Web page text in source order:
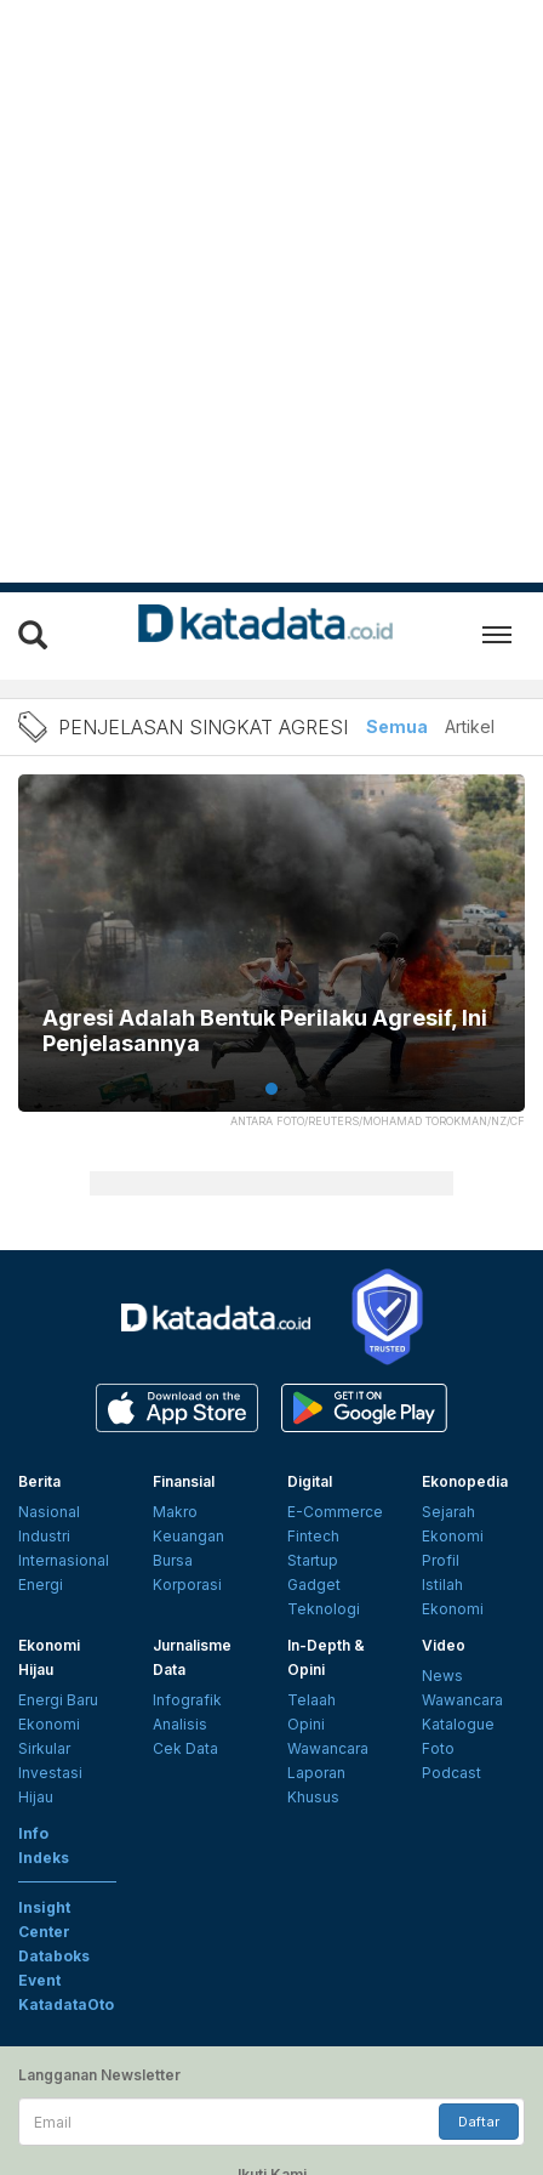
Berita Penjelasan
PENJELASAN SINGKAT AGRESI Semua Artikel
ANTARA FOTO/REUTERS/MOHAMAD TOROKMAN/NZ/CF
Agresi Adalah Bentuk Perilaku Agresif, Ini
Penjelasannya
Berita
Nasional
Industri
Internasional
Energi
Finansial
Makro
Keuangan
Bursa
Korporasi
Digital
E-Commerce
Fintech
Startup
Gadget
Teknologi
Ekonopedia
Sejarah
Ekonomi
Profil
Istilah
Ekonomi
Ekonomi
Hijau
Energi Baru
Ekonomi
Sirkular
Investasi
Hijau
Jurnalisme
Data
Infografik
Analisis
Cek Data
In-Depth &
Opini
Telaah
Opini
Wawancara
Laporan
Khusus
Video
News
Wawancara
Katalogue
Foto
Podcast
Info
Indeks
Insight
Center
Databoks
Event
KatadataOto
Langganan Newsletter
Email
Daftar